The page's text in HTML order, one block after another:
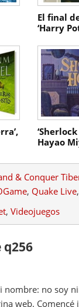
El final
‘Harry
Hayao
& Conquer
, Quake Live,
, Videojuegos
q256
nombre: no soy
web.